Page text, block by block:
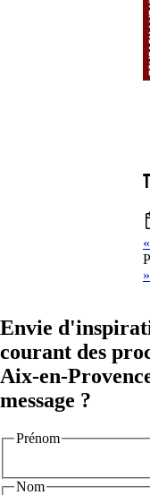
«
»
Envie
courant des
Aix-en-
message ?
Prénom
Nom